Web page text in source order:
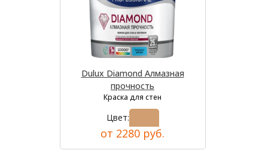
Dulux Diamond Алмазная
прочность
Краска для стен
Цвет:
от 2280 руб.